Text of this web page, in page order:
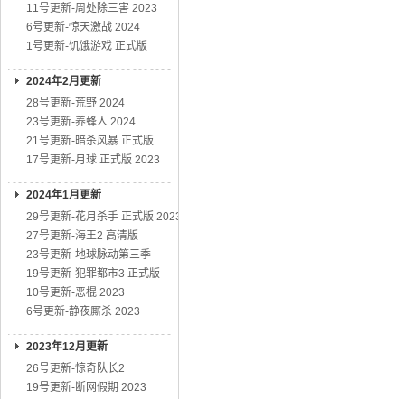
11号更新-周处除三害 2023
6号更新-惊天激战 2024
1号更新-饥饿游戏 正式版
2024年2月更新
28号更新-荒野 2024
23号更新-养蜂人 2024
21号更新-暗杀风暴 正式版
17号更新-月球 正式版 2023
2024年1月更新
29号更新-花月杀手 正式版 2023
27号更新-海王2 高清版
23号更新-地球脉动第三季
19号更新-犯罪都市3 正式版
10号更新-恶棍 2023
6号更新-静夜厮杀 2023
2023年12月更新
26号更新-惊奇队长2
19号更新-断网假期 2023